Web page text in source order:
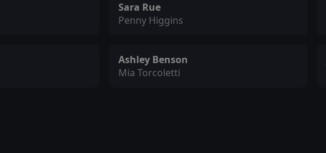
Sara Rue
Penny Higgins
Ashley Benson
Mia Torcoletti